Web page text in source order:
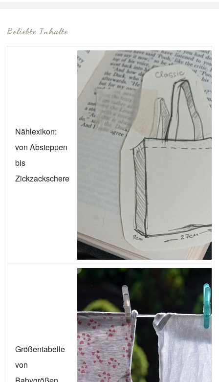
Beliebte Inhalte
Nählexikon:
von Absteppen
bis
Zickzackschere
Größentabelle
von